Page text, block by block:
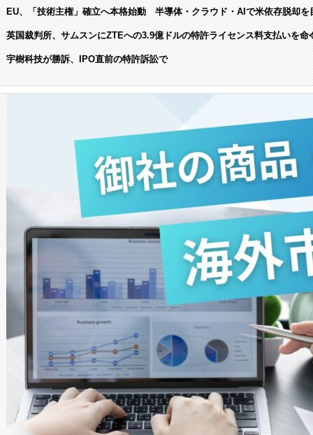
EU、「技術主権」確立へ本格始動 半導体・クラウド・AIで米依存脱却を
英国裁判所、サムスンにZTEへの3.9億ドルの特許ライセンス料支払いを命
宇樹科技が勝訴、IPO直前の特許訴訟で